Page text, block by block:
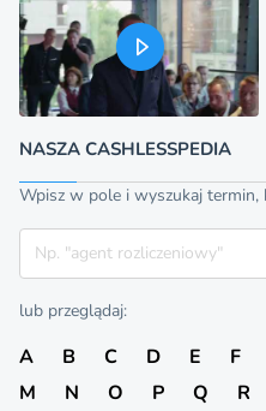
NASZA CASHLESSPEDIA
Wpisz w pole i wyszukaj termin,
Szukaj
lub przeglądaj:
A B C D E F
M
N O P Q R